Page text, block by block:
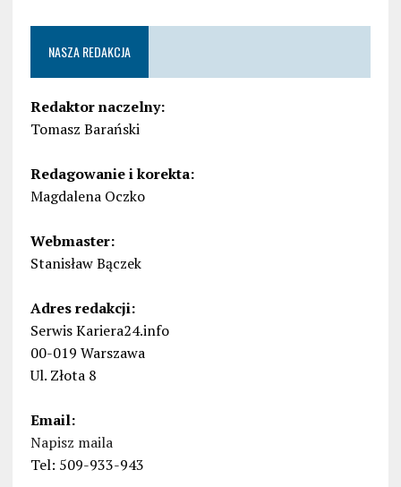
NASZA REDAKCJA
Redaktor naczelny:
Tomasz Barański
Redagowanie i korekta:
Magdalena Oczko
Webmaster:
Stanisław Bączek
Adres redakcji:
Serwis Kariera24.info
00-019 Warszawa
Ul. Złota 8
Email:
Napisz maila
Tel: 509-933-943